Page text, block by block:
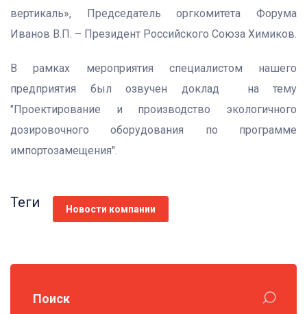
вертикаль», Председатель оргкомитета Форума
Иванов В.П. – Президент Российского Союза Химиков.
В рамках мероприятия специалистом нашего
предприятия был озвучен доклад на тему
"Проектирование и производство экологичного
дозировочного оборудования по программе
импортозамещения".
Теги Новости компании
Поиск